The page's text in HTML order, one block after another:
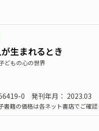
生まれるとき
どもの心の世界
0
発刊年月： 2023.03
子書籍の価格は各ネット書店でご確